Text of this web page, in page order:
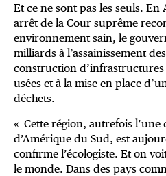
Et ce ne sont pas les seuls. En
arrêt de la Cour suprême
environnement sain, le
milliards à l’assainissement
construction d’infrastructures
usées et à la mise en place
déchets.
« Cette région, autrefois l’une
d’Amérique du Sud, est
confirme l’écologiste. Et on
le monde. Dans des pays